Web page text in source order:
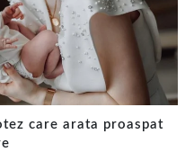
care arata proaspat